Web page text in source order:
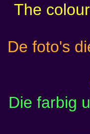
The
De foto's
Die farbig